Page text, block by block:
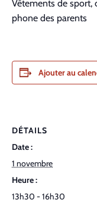
Vête­ments de sport,
phone des par­ents
Ajouter au
DÉTAILS
Date :
1 novembre
Heure :
13h30 - 16h30